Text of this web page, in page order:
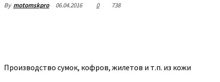
By motomskpro 06.04.2016 0 738
Производство сумок, кофров, жилетов и т.п. из кожи